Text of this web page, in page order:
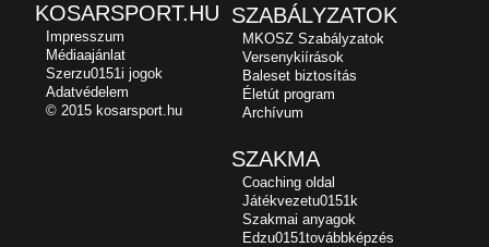
SZABÁLYZATOK
MKOSZ Szabályzatok
Versenykiírások
Baleset biztosítás
Életút program
Archívum
SZAKMA
Coaching oldal
Játékvezetu0151k
Szakmai anyagok
Edzu0151továbbképzés
KOSARSPORT.HU
Impresszum
Médiaajánlat
Szerzu0151i jogok
Adatvédelem
© 2015 kosarsport.hu